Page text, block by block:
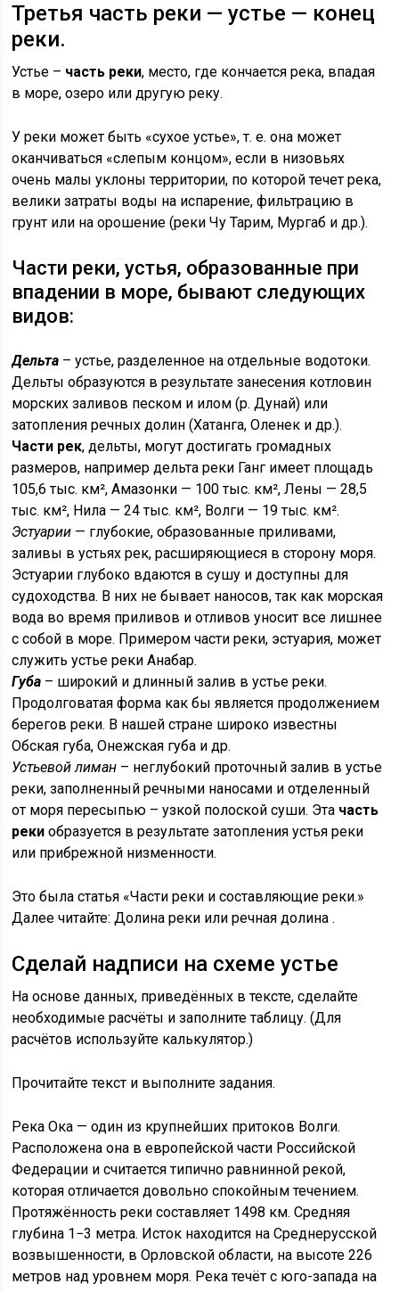
Третья часть реки — устье — конец
реки.
Устье – часть реки, место, где кончается река, впадая
в море, озеро или другую реку.
У реки может быть «сухое устье», т. е. она может
оканчиваться «слепым концом», если в низовьях
очень малы уклоны территории, по которой течет река,
велики затраты воды на испарение, фильтрацию в
грунт или на орошение (реки Чу Тарим, Мургаб и др.).
Части реки, устья, образованные при
впадении в море, бывают следующих
видов:
Дельта – устье, разделенное на отдельные водотоки.
Дельты образуются в результате занесения котловин
морских заливов песком и илом (р. Дунай) или
затопления речных долин (Хатанга, Оленек и др.).
Части рек, дельты, могут достигать громадных
размеров, например дельта реки Ганг имеет площадь
105,6 тыс. км², Амазонки — 100 тыс. км², Лены — 28,5
тыс. км², Нила — 24 тыс. км², Волги — 19 тыс. км².
Эстуарии — глубокие, образованные приливами,
заливы в устьях рек, расширяющиеся в сторону моря.
Эстуарии глубоко вдаются в сушу и доступны для
судоходства. В них не бывает наносов, так как морская
вода во время приливов и отливов уносит все лишнее
с собой в море. Примером части реки, эстуария, может
служить устье реки Анабар.
Губа – широкий и длинный залив в устье реки.
Продолговатая форма как бы является продолжением
берегов реки. В нашей стране широко известны
Обская губа, Онежская губа и др.
Устьевой лиман – неглубокий проточный залив в устье
реки, заполненный речными наносами и отделенный
от моря пересыпью – узкой полоской суши. Эта часть
реки образуется в результате затопления устья реки
или прибрежной низменности.
Это была статья «Части реки и составляющие реки.»
Далее читайте: Долина реки или речная долина .
Сделай надписи на схеме устье
На основе данных, приведённых в тексте, сделайте
необходимые расчёты и заполните таблицу. (Для
расчётов используйте калькулятор.)
Прочитайте текст и выполните задания.
Река Ока — один из крупнейших притоков Волги.
Расположена она в европейской части Российской
Федерации и считается типично равнинной рекой,
которая отличается довольно спокойным течением.
Протяжённость реки составляет 1498 км. Средняя
глубина 1−3 метра. Исток находится на Среднерусской
возвышенности, в Орловской области, на высоте 226
метров над уровнем моря. Река течёт с юго-запада на